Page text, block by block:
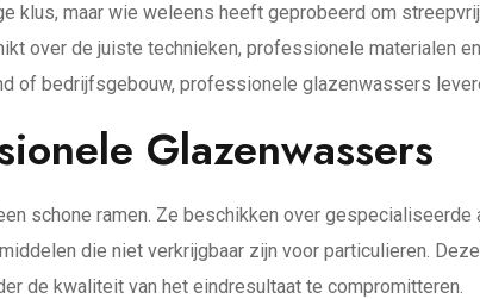
klus, maar wie weleens heeft geprobeerd om
over de juiste technieken, professionele materialen
of bedrijfsgebouw, professionele glazenwassers
Glazenwassers
schone ramen. Ze beschikken over
die niet verkrijgbaar zijn voor particulieren.
de kwaliteit van het eindresultaat te compromitteren.